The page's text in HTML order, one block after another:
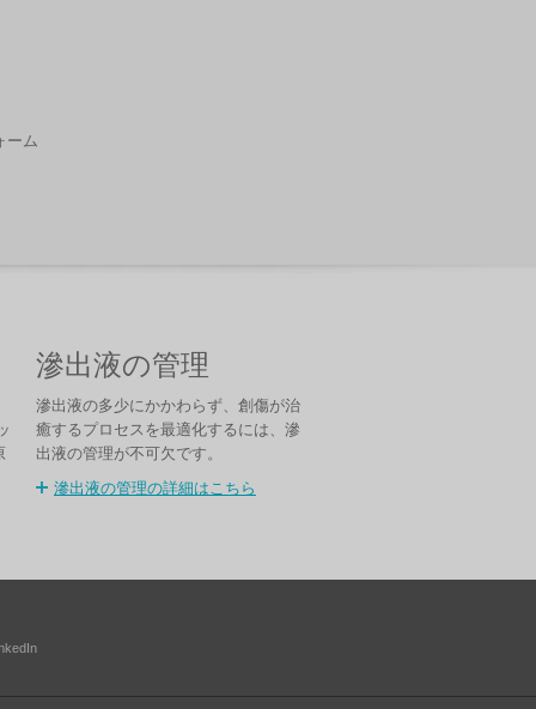
ーム
滲出液の管理
滲出液の多少にかかわらず、創傷が治
癒するプロセスを最適化するには、滲
出液の管理が不可欠です。
滲出液の管理の詳細はこちら